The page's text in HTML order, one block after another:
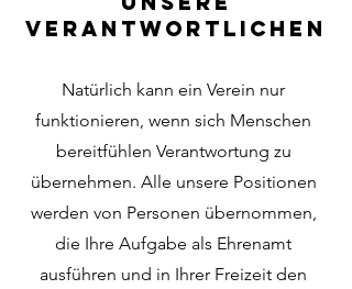
Verantwortlichen
Natürlich kann ein Verein nur
funktionieren, wenn sich Menschen
bereitfühlen Verantwortung zu
übernehmen. Alle unsere Positionen
werden von Personen übernommen,
die Ihre Aufgabe als Ehrenamt
ausführen und in Ihrer Freizeit den